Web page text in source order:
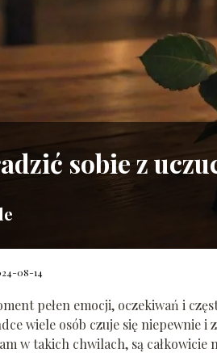
sobie z
08-14
pełen emocji, oczekiwań i
wiele osób czuje się niepewnie
w takich chwilach, są